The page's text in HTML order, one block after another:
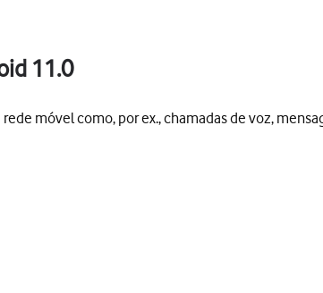
11.0
móvel como, por ex., chamadas de voz,